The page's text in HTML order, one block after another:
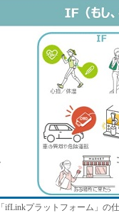
「ifLinkプラットフォーム」の